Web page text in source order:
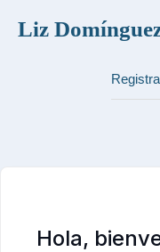
Liz
Hola,